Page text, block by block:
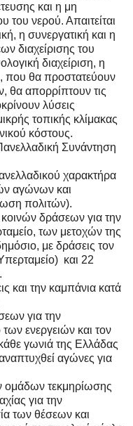
και η μη
του νερού. Απαιτείται
η συνεργατική και η
διαχείρισης του
διαχείριση, η
που θα προστατεύουν
θα απορρίπτουν τις
λύσεις
τοπικής κλίμακας
κόστους.
Συνάντηση
χαρακτήρα
αγώνων και
πολιτών).
δράσεων για την
των μετοχών της
με δράσεις τον
και 22
και την καμπάνια κατά
για την
ενεργειών και τον
γωνιά της Ελλάδας
αγώνες για
ομάδων τεκμηρίωσης
για την
των θέσεων και